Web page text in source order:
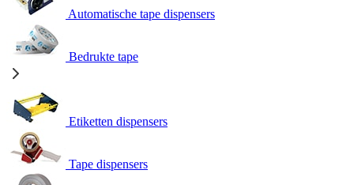
Automatische tape dispensers
Bedrukte tape
Etiketten dispensers
Tape dispensers